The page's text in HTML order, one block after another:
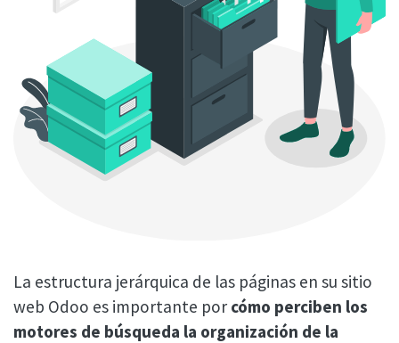
La estructura jerárquica de las páginas en su sitio
web Odoo es importante por cómo perciben los
motores de búsqueda la organización de la